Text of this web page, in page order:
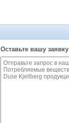
Оставьте вашу заявку